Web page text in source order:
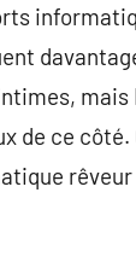
mais
de ce